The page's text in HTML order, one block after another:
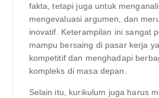
fakta, tetapi juga untuk
mengevaluasi argumen, dan
inovatif. Keterampilan ini sangat
mampu bersaing di pasar kerja
kompetitif dan menghadapi
kompleks di masa depan.
Selain itu, kurikulum juga harus